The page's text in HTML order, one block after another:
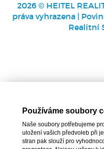
2026 © HEITEL
práva vyhrazena |
Realitní
Používáme soubory
Naše soubory potřebujeme
uložení vašich předvoleb při
stran pak slouží pro